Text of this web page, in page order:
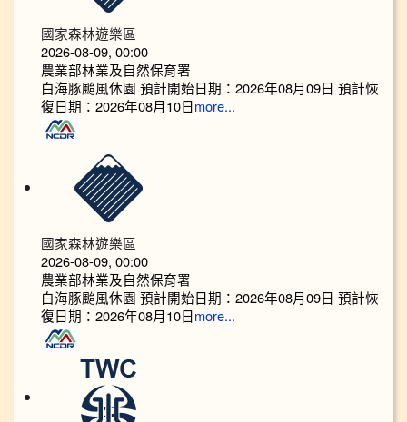
國家森林遊樂區
2026-08-09, 00:00
農業部林業及自然保育署
白海豚颱風休園 預計開始日期：2026年08月09日 預計恢
復日期：2026年08月10日 more...
國家森林遊樂區
2026-08-09, 00:00
農業部林業及自然保育署
白海豚颱風休園 預計開始日期：2026年08月09日 預計恢
復日期：2026年08月10日 more...